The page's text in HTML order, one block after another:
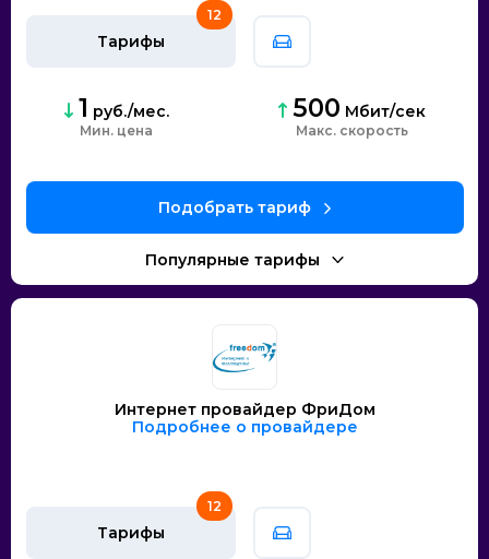
Тарифы
12
1 руб./мес.
Мин. цена
500 Мбит/сек
скорость
Интернет провайдер ФриДом
Подробнее о провайдере
Тарифы
12